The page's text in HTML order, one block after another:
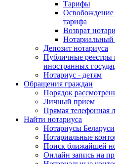
Тарифы
Освобождение
тарифа
Возврат
Депозит нотариуса
Публичные реестры
иностранных
Нотариус - детям
Обращения граждан
Порядок
Личный прием
Прямая телефонная
Найти нотариуса
Нотариусы Беларуси
Нотариальные
Поиск ближайшей
Онлайн запись на